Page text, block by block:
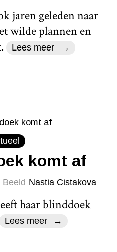
jaren geleden naar
wilde plannen en
Lees meer
komt af
Beeld Nastia Cistakova
haar blinddoek
Lees meer